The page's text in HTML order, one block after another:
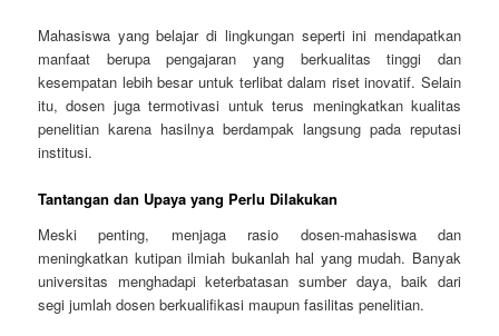
Mahasiswa yang belajar di lingkungan seperti ini mendapatkan
manfaat berupa pengajaran yang berkualitas tinggi dan
kesempatan lebih besar untuk terlibat dalam riset inovatif. Selain
itu, dosen juga termotivasi untuk terus meningkatkan kualitas
penelitian karena hasilnya berdampak langsung pada reputasi
institusi.
Tantangan dan Upaya yang Perlu Dilakukan
Meski penting, menjaga rasio dosen-mahasiswa dan
meningkatkan kutipan ilmiah bukanlah hal yang mudah. Banyak
universitas menghadapi keterbatasan sumber daya, baik dari
segi jumlah dosen berkualifikasi maupun fasilitas penelitian.